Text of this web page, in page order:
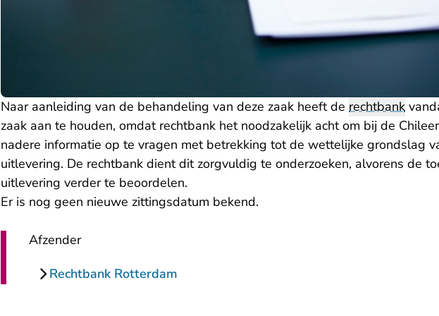
Naar aanleiding van de behandeling van deze zaak heeft de rechtbank
zaak aan te houden, omdat rechtbank het noodzakelijk acht om bij de
nadere informatie op te vragen met betrekking tot de wettelijke grondslag
uitlevering. De rechtbank dient dit zorgvuldig te onderzoeken, alvorens de
uitlevering verder te beoordelen.
Er is nog geen nieuwe zittingsdatum bekend.
Afzender
Rechtbank Rotterdam